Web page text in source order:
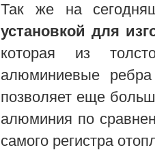
Так же на
установкой для
которая из
алюминиевые ребра
позволяет еще
алюминия по
самого регистра